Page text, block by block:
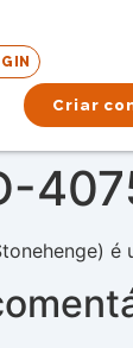
Criar